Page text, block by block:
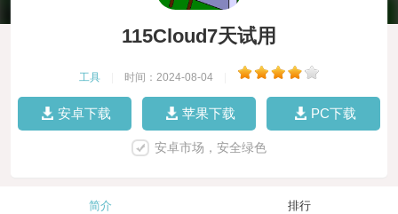
115Cloud7天试用
工具 时间：2024-08-04
安卓下载 苹果下载 PC下载
安卓市场，安全绿色
简介 排行